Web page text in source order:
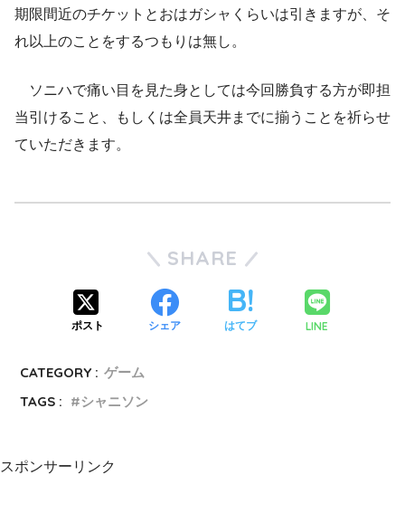
期限間近のチケットとおはガシャくらいは引きますが、そ
れ以上のことをするつもりは無し。
ソニハで痛い目を見た身としては今回勝負する方が即担
当引けること、もしくは全員天井までに揃うことを祈らせ
ていただきます。
SHARE
ポスト シェア はてブ LINE
CATEGORY : ゲーム
TAGS :
シャニソン
スポンサーリンク